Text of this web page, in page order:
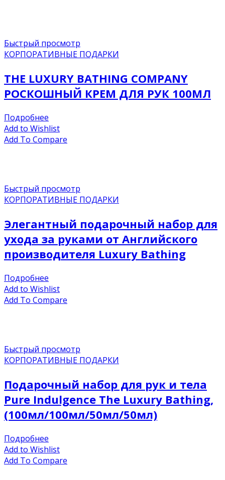
Быстрый просмотр
КОРПОРАТИВНЫЕ ПОДАРКИ
THE LUXURY BATHING COMPANY
РОСКОШНЫЙ КРЕМ ДЛЯ РУК 100МЛ
Подробнее
Add to Wishlist
Add To Compare
Быстрый просмотр
КОРПОРАТИВНЫЕ ПОДАРКИ
Элегантный подарочный набор для
ухода за руками от Английского
производителя Luxury Bathing
Подробнее
Add to Wishlist
Add To Compare
Быстрый просмотр
КОРПОРАТИВНЫЕ ПОДАРКИ
Подарочный набор для рук и тела
Pure Indulgence The Luxury Bathing,
(100мл/100мл/50мл/50мл)
Подробнее
Add to Wishlist
Add To Compare